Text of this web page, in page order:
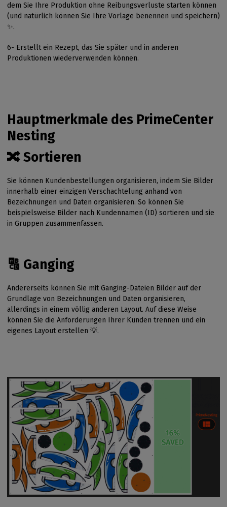
dem Sie Ihre Produktion ohne Reibungsverluste starten können
(und natürlich können Sie Ihre Vorlage benennen und speichern)
✨.
6- Erstellt ein Rezept, das Sie später und in anderen
Produktionen wiederverwenden können.
Hauptmerkmale des PrimeCenter
Nesting
🔀 Sortieren
Sie können Kundenbestellungen organisieren, indem Sie Bilder
innerhalb einer einzigen Verschachtelung anhand von
Bezeichnungen und Daten organisieren. So können Sie
beispielsweise Bilder nach Kundennamen (ID) sortieren und sie
in Gruppen zusammenfassen.
🔠 Ganging
Andererseits können Sie mit Ganging-Dateien Bilder auf der
Grundlage von Bezeichnungen und Daten organisieren,
allerdings in einem völlig anderen Layout. Auf diese Weise
können Sie die Anforderungen Ihrer Kunden trennen und ein
eigenes Layout erstellen 💡.